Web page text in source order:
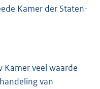
0
Kamer der Staten-
Kamer veel waarde
van